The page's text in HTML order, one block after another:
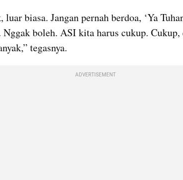
luar biasa. Jangan pernah berdoa, ‘Ya
Nggak boleh. ASI kita harus cukup.
tegasnya.
ADVERTISEMENT